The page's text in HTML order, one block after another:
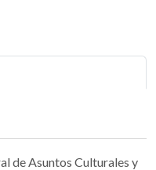
de Asuntos Culturales y